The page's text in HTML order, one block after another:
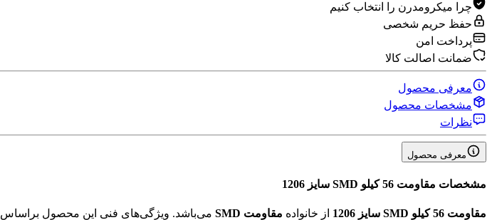
چرا میکرومدرن را انتخاب کنیم
حفظ حریم شخصی
پرداخت امن
ضمانت اصالت کالا
معرفی محصول
مشخصات محصول
نظرات
معرفی محصول
مشخصات مقاومت 56 کیلو SMD سایز 1206
مقاومت 56 کیلو SMD سایز 1206 از خانواده مقاومت SMD می‌باشد. ویژگی‌های فنی این محصول براساس